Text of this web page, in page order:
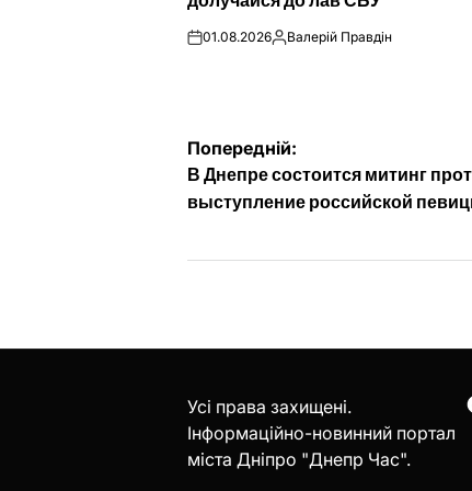
on01.08.2026Опубліковано
Валерій Правдін
Навігація
записів
Попередній:
В Днепре состоится митинг
выступление российской
Усі права захищені.
Інформаційно-новинний портал
міста Дніпро "Днепр Час".